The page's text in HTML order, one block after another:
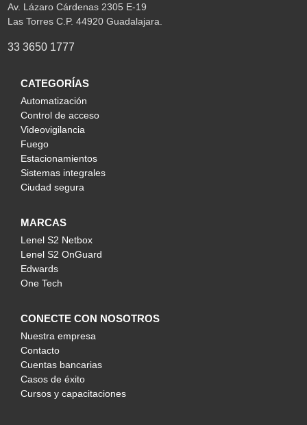
Av. Lázaro Cárdenas 2305 E-19
Las Torres C.P. 44920 Guadalajara.
33 3650 1777
CATEGORÍAS
Automatización
Control de acceso
Videovigilancia
Fuego
Estacionamientos
Sistemas integrales
Ciudad segura
MARCAS
Lenel S2 Netbox
Lenel S2 OnGuard
Edwards
One Tech
CONECTE CON NOSOTROS
Nuestra empresa
Contacto
Cuentas bancarias
Casos de éxito
Cursos y capacitaciones